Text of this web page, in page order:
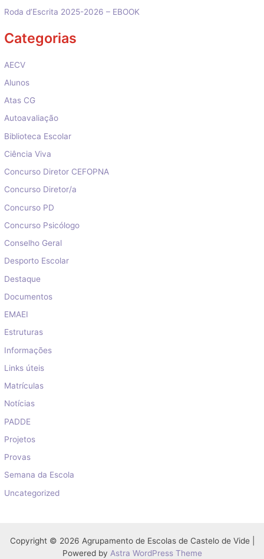
Roda d’Escrita 2025-2026 – EBOOK
Categorias
AECV
Alunos
Atas CG
Autoavaliação
Biblioteca Escolar
Ciência Viva
Concurso Diretor CEFOPNA
Concurso Diretor/a
Concurso PD
Concurso Psicólogo
Conselho Geral
Desporto Escolar
Destaque
Documentos
EMAEI
Estruturas
Informações
Links úteis
Matrículas
Notícias
PADDE
Projetos
Provas
Semana da Escola
Uncategorized
Copyright © 2026 Agrupamento de Escolas de Castelo de Vide |
Powered by Astra WordPress Theme